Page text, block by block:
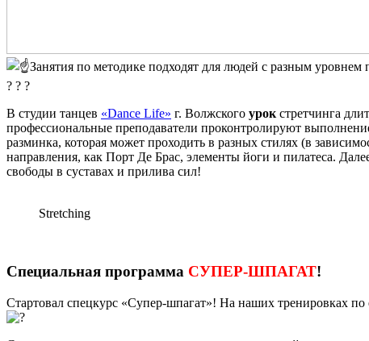
Занятия по методике подходят для людей с разным уровнем
? ? ?
В студии танцев «Dance Life» г. Волжского урок стретчинга
профессиональные преподаватели проконтролируют
разминка, которая может проходить в разных стилях (в
направления, как Порт Де Брас, элементы йоги и пилатеса.
свободы в суставах и прилива сил!
Stretching
Специальная программа СУПЕР-ШПАГАТ!
Стартовал спецкурс «Супер-шпагат»! На наших тренировках